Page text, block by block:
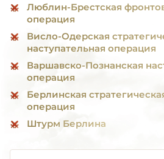
Люблин-Брестская
операция
Висло-Одерская
наступательная операция
Варшавско-Познанская
операция
Берлинская
операция
Штурм Берлина